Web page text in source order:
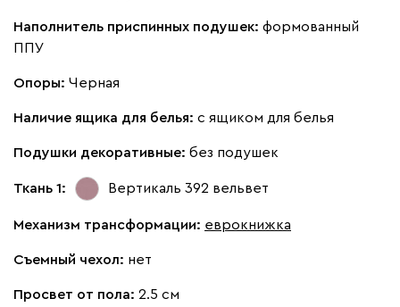
Наполнитель приспинных подушек: формованный
ППУ
Опоры: Черная
Наличие ящика для белья: с ящиком для белья
Подушки декоративные: без подушек
Ткань 1: Вертикаль 392 вельвет
Механизм трансформации: еврокнижка
Съемный чехол: нет
Просвет от пола: 2.5 см